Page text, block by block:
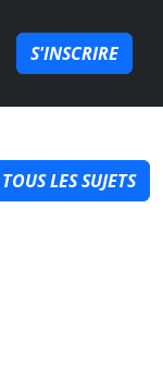
S'INSCRIRE
TOUS LES SUJETS